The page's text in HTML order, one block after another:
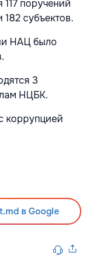
поручений
субъектов.
НАЦ было
3
НЦБК.
коррупцией
в Google